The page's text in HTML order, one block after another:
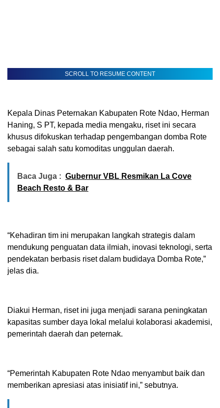
SCROLL TO RESUME CONTENT
Kepala Dinas Peternakan Kabupaten Rote Ndao, Herman
Haning, S PT, kepada media mengaku, riset ini secara
khusus difokuskan terhadap pengembangan domba Rote
sebagai salah satu komoditas unggulan daerah.
Baca Juga : Gubernur VBL Resmikan La Cove
Beach Resto & Bar
“Kehadiran tim ini merupakan langkah strategis dalam
mendukung penguatan data ilmiah, inovasi teknologi, serta
pendekatan berbasis riset dalam budidaya Domba Rote,”
jelas dia.
Diakui Herman, riset ini juga menjadi sarana peningkatan
kapasitas sumber daya lokal melalui kolaborasi akademisi,
pemerintah daerah dan peternak.
“Pemerintah Kabupaten Rote Ndao menyambut baik dan
memberikan apresiasi atas inisiatif ini,” sebutnya.